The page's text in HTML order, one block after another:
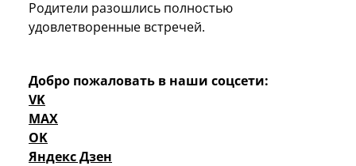
Родители разошлись полностью
удовлетворенные встречей.
Добро пожаловать в наши соцсети:
VK
MAX
OK
Яндекс Дзен